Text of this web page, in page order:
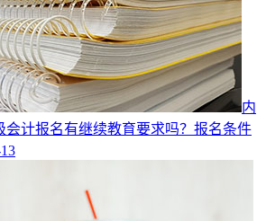
内
会计报名有继续教育要求吗？报名条件